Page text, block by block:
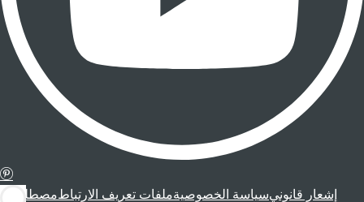
إشعار قانونيسياسة الخصوصيةملفات تعريف الارتباطمصطلحات